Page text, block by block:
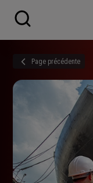
Page précédente